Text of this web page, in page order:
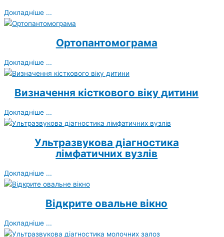
Докладніше ...
Ортопантомограма
Докладніше ...
Визначення кісткового віку дитини
Докладніше ...
Ультразвукова діагностика
лімфатичних вузлів
Докладніше ...
Відкрите овальне вікно
Докладніше ...